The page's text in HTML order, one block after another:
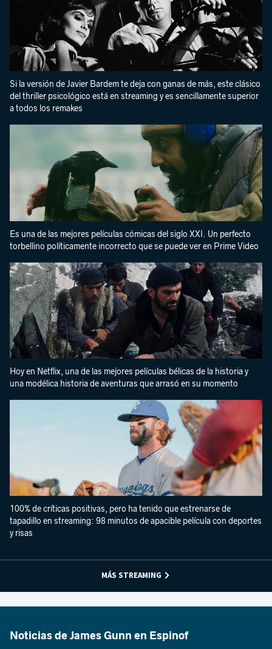
Si la versión de Javier Bardem te deja con ganas de más, este clásico
del thriller psicológico está en streaming y es sencillamente superior
a todos los remakes
Es una de las mejores películas cómicas del siglo XXI. Un perfecto
torbellino políticamente incorrecto que se puede ver en Prime Video
Hoy en Netflix, una de las mejores películas bélicas de la historia y
una modélica historia de aventuras que arrasó en su momento
100% de críticas positivas, pero ha tenido que estrenarse de
tapadillo en streaming: 98 minutos de apacible película con deportes
y risas
MÁS STREAMING
Noticias de James Gunn en Espinof